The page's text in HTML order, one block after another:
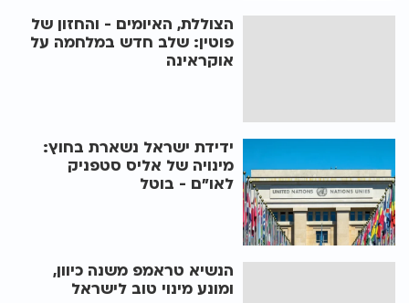
הצוללת, האיומים - והחזון של
פוטין: שלב חדש במלחמה על
אוקראינה
ידידת ישראל נשארת בחוץ:
מינויה של אליס סטפניק
לאו"ם - בוטל
הנשיא טראמפ משנה כיוון,
ומונע מינוי טוב לישראל